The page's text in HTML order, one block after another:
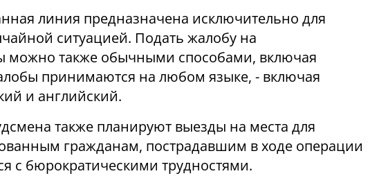
линия предназначена исключительно для
ситуацией. Подать жалобу на
можно также обычными способами, включая
принимаются на любом языке, - включая
и английский.
также планируют выезды на места для
гражданам, пострадавшим в ходе операции
с бюрократическими трудностями.